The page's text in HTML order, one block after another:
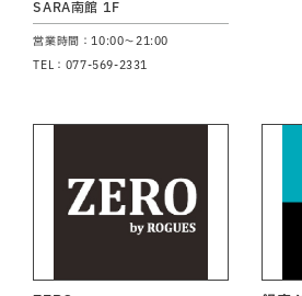
SARA南館 1F
営業時間：10:00～21:00
TEL：077-569-2331